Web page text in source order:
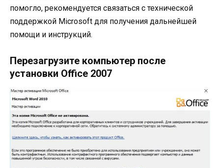
помогло, рекомендуется связаться с технической
поддержкой Microsoft для получения дальнейшей
помощи и инструкций.
Перезагрузите компьютер после
установки Office 2007